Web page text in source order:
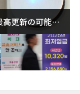
更新の可能性